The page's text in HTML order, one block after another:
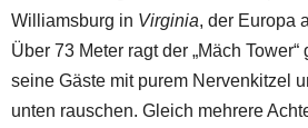
Williamsburg in Virginia, der Europa
Über 73 Meter ragt der „Mäch
seine Gäste mit purem Nervenkitzel
unten rauschen. Gleich mehrere